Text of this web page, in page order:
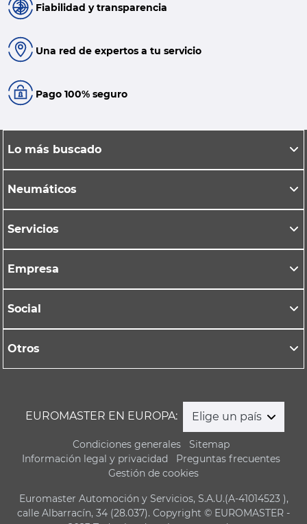
Fiabilidad y transparencia
Una red de expertos a tu servicio
Pago 100% seguro
Lo más buscado
Neumáticos
Servicios
Empresa
Social
Otros
EUROMASTER EN EUROPA: Elige un país
Condiciones generales
Sitemap
Información legal y privacidad
Preguntas frecuentes
Gestión de cookies
Euromaster Automoción y Servicios, S.A.U.(A-41014523 ),
calle Albarracín, 34 (28.037). Copyright © EUROMASTER -